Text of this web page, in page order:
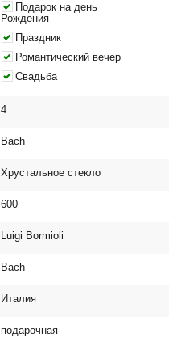
Подарок на день
Рождения
Праздник
Романтический вечер
Свадьба
4
Bach
Хрустальное стекло
600
Luigi Bormioli
Bach
Италия
подарочная